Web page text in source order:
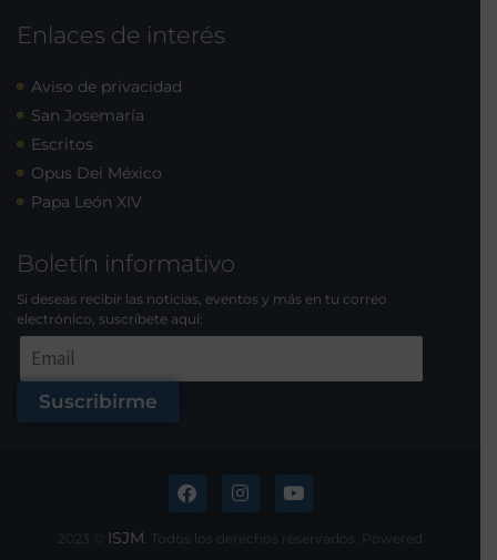
Enlaces de interés
Aviso de privacidad
San Josemaría
Escritos
Opus Dei México
Papa León XIV
Boletín informativo
Si deseas recibir las noticias, eventos y más en tu correo
electrónico, suscríbete aquí:
Suscribirme
2023 © ISJM . Todos los derechos reservados. Powered